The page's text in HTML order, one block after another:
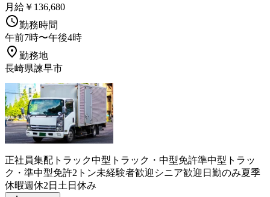
月給￥136,680
勤務時間
午前7時〜午後4時
勤務地
長崎県諫早市
正社員集配 トラック中型トラック・中型免許準中型トラッ
ク・準中型免許2トン未経験者歓迎 シニア歓迎 日勤のみ夏季
休暇週休2日 土日休み